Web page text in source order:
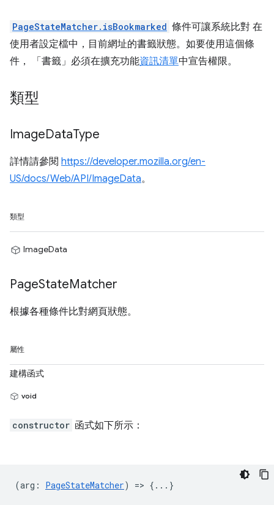
PageStateMatcher.isBookmarked 條件可讓系統比對 在
使用者設定檔中，目前網址的書籤狀態。如要使用這個條
件， 「書籤」必須在擴充功能資訊清單中宣告權限。
類型
ImageDataType
詳情請參閱 https://developer.mozilla.org/en-
US/docs/Web/API/ImageData。
類型
ImageData
PageStateMatcher
根據各種條件比對網頁狀態。
屬性
建構函式
void
constructor 函式如下所示：
(arg : PageStateMatcher) => {...}